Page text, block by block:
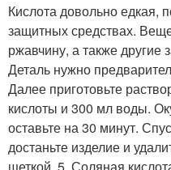
Кислота довольно едкая,
защитных средствах.
ржавчину, а также другие
Деталь нужно
Далее приготовьте
кислоты и 300 мл воды.
оставьте на 30 минут.
достаньте изделие и
щеткой. 5. Соляная